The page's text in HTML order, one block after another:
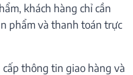
khách hàng chỉ cần
phẩm và thanh toán trực
cấp thông tin giao hàng và